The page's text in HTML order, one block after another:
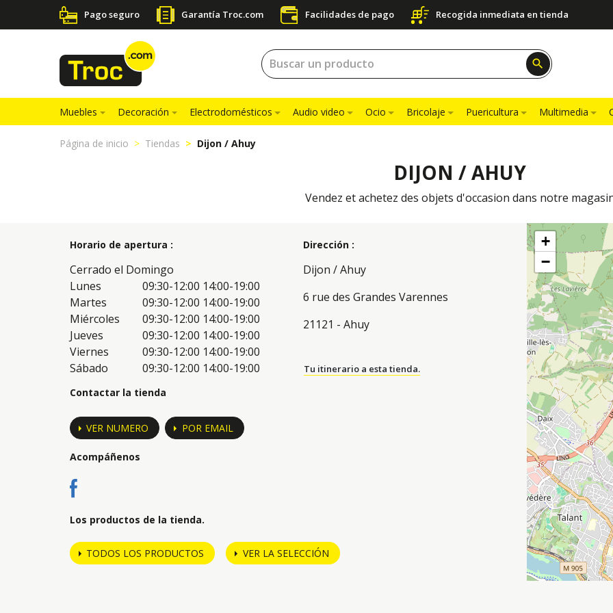
Pago seguro Garantía Troc.com Facilidades de pago Recogida inmediata en tienda
search
Muebles Decoración Electrodomésticos Audio video Ocio Bricolaje Puericultura Multimedia
Página de inicio Tiendas Dijon / Ahuy
DIJON / AHUY
Vendez et achetez des objets d'occasion dans notre
Horario de apertura :
Cerrado el Domingo
Lunes
09:30-12:00 14:00-19:00
Martes
09:30-12:00 14:00-19:00
Miércoles
09:30-12:00 14:00-19:00
Jueves
09:30-12:00 14:00-19:00
Viernes
09:30-12:00 14:00-19:00
Sábado
09:30-12:00 14:00-19:00
Dirección :
Dijon / Ahuy
6 rue des Grandes Varennes
21121 - Ahuy
Tu itinerario a esta tienda.
Contactar la tienda
VER NUMERO POR EMAIL
Acompáñenos
Los productos de la tienda.
TODOS LOS PRODUCTOS VER LA SELECCIÓN
+
−